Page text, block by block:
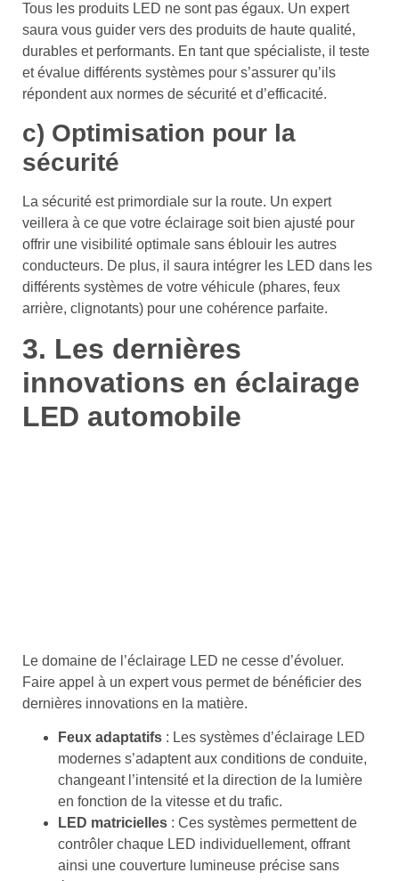
Tous les produits LED ne sont pas égaux. Un expert
saura vous guider vers des produits de haute qualité,
durables et performants. En tant que spécialiste, il teste
et évalue différents systèmes pour s’assurer qu’ils
répondent aux normes de sécurité et d’efficacité.
c) Optimisation pour la
sécurité
La sécurité est primordiale sur la route. Un expert
veillera à ce que votre éclairage soit bien ajusté pour
offrir une visibilité optimale sans éblouir les autres
conducteurs. De plus, il saura intégrer les LED dans les
différents systèmes de votre véhicule (phares, feux
arrière, clignotants) pour une cohérence parfaite.
3. Les dernières
innovations en éclairage
LED automobile
Le domaine de l’éclairage LED ne cesse d’évoluer.
Faire appel à un expert vous permet de bénéficier des
dernières innovations en la matière.
Feux adaptatifs : Les systèmes d’éclairage LED
modernes s’adaptent aux conditions de conduite,
changeant l’intensité et la direction de la lumière
en fonction de la vitesse et du trafic.
LED matricielles : Ces systèmes permettent de
contrôler chaque LED individuellement, offrant
ainsi une couverture lumineuse précise sans